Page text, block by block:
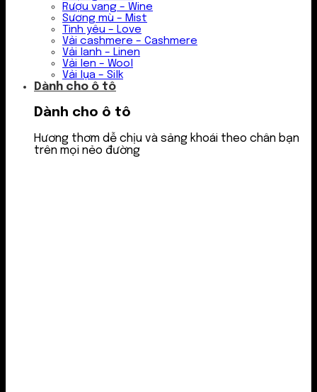
Rượu vang – Wine
Sương mù – Mist
Tình yêu – Love
Vải cashmere – Cashmere
Vải lanh – Linen
Vải len – Wool
Vải lụa – Silk
Dành cho ô tô
Dành cho ô tô
Hương thơm dễ chịu và sảng khoái theo chân bạn
trên mọi nẻo đường